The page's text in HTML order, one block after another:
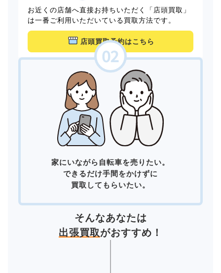
お近くの店舗へ直接お持ちいただく「店頭買取」
は一番ご利用いただいている買取方法です。
店頭買取予約はこちら
家にいながら自転車を売りたい。
できるだけ手間をかけずに
買取してもらいたい。
そんなあなたは
出張買取がおすすめ！